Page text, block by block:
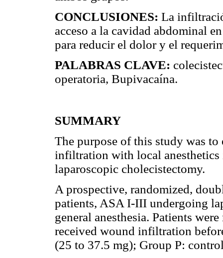
CONCLUSIONES: La
acceso a la cavidad abdominal
para reducir el dolor y el
PALABRAS CLAVE:
operatoria, Bupivacaína.
SUMMARY
The purpose of this study was
infiltration with local anesthetics
laparoscopic cholecistectomy.
A prospective, randomized,
patients, ASA I-III undergoing
general anesthesia. Patients
received wound infiltration
(25 to 37.5 mg); Group P: